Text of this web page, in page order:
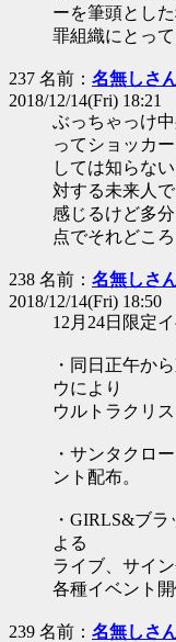
ーを筆頭とし
罪組織にとっ
237 名前： 名無しさ
2018/12/14(Fri) 18:21
ぶっちゃっけ
ってショッカ
しては知らな
対する未来人
感じるけど多
点でそれどこ
238 名前： 名無しさ
2018/12/14(Fri) 18:50
12月24日限定
・同日正午か
ウにより
ウルトラクリ
・サンタクロ
ント配布。
・GIRLS&ブ
よる
ライブ、サイ
各種イベント開
239 名前： 名無しさ